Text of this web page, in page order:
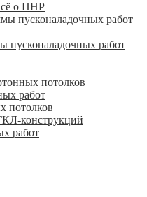
о ПНР
пусконаладочных работ
пусконаладочных работ
потолков
работ
потолков
конструкций
работ